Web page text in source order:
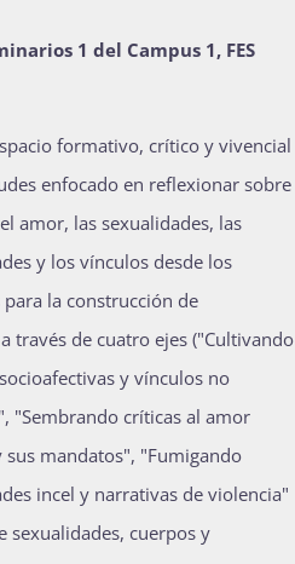
1 del Campus 1, FES
formativo, crítico y vivencial
enfocado en reflexionar sobre
amor, las sexualidades, las
y los vínculos desde los
la construcción de
través de cuatro ejes ("Cultivando
y vínculos no
"Sembrando críticas al amor
mandatos", "Fumigando
incel y narrativas de violencia"
sexualidades, cuerpos y